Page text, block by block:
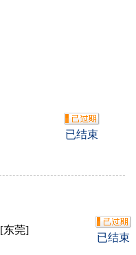
已结束
[东莞]
已结束